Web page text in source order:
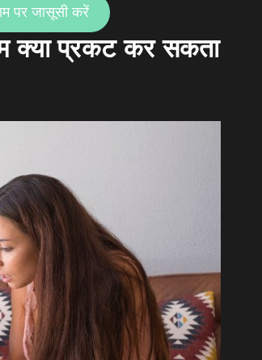
पर जासूसी करें
क्या प्रकट कर सकता